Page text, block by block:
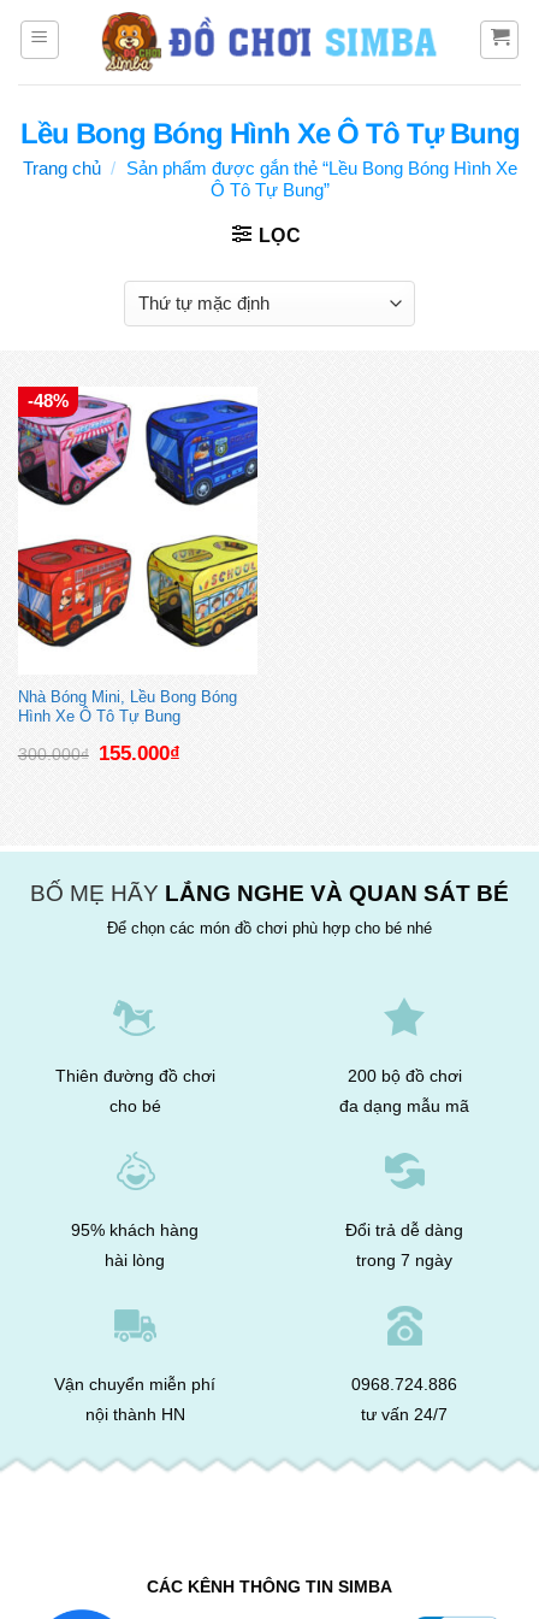
Lều Bong Bóng Hình Xe Ô Tô Tự Bung
Trang chủ / Sản phẩm được gắn thẻ “Lều Bong Bóng Hình Xe
Ô Tô Tự Bung”
LỌC
-48%
Nhà Bóng Mini, Lều Bong Bóng
Hình Xe Ô Tô Tự Bung
300.000₫
Giá
gốc
155.000₫Giá
hiện
BỐ MẸ HÃY LẮNG NGHE VÀ QUAN SÁT BÉ
Để chọn các món đồ chơi phù hợp cho bé nhé
Thiên đường đồ chơi
cho bé
200 bộ đồ chơi
đa dạng mẫu mã
95% khách hàng
hài lòng
Đổi trả dễ dàng
trong 7 ngày
Vận chuyển miễn phí
nội thành HN
0968.724.886
tư vấn 24/7
CÁC KÊNH THÔNG TIN SIMBA